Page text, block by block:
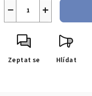
+
−
Zeptat se Hlídat